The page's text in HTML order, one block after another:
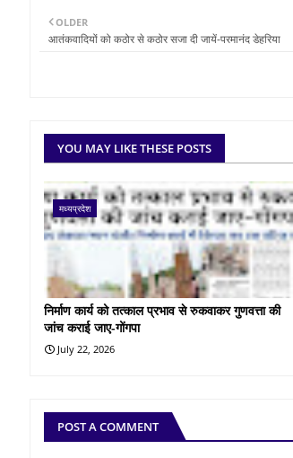
OLDER
आतंकवादियों को कठोर से कठोर सजा दी जायें-परमानंद डेहरिया
YOU MAY LIKE THESE POSTS
मध्यप्रदेश
निर्माण कार्य को तत्काल प्रभाव से रुकवाकर गुणवत्ता की
जांच कराई जाए-गोंगपा
July 22, 2026
POST A COMMENT